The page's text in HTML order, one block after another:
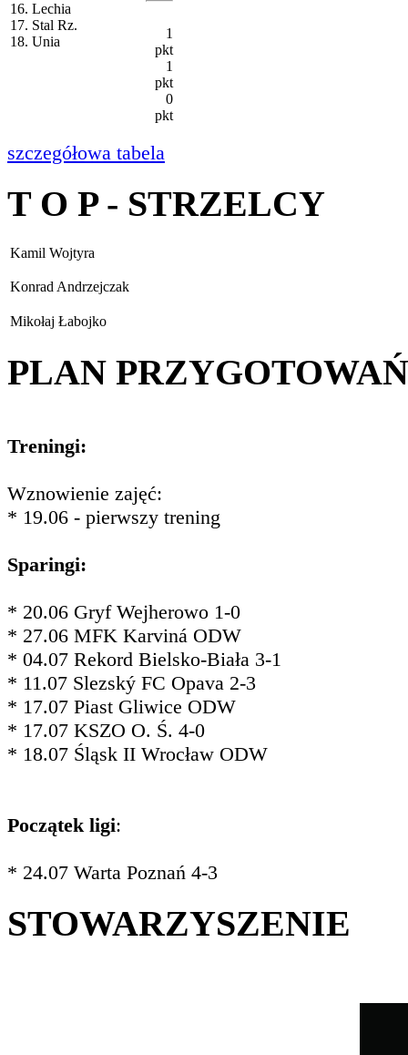
16. Lechia
17. Stal Rz.
18. Unia
1
pkt
1
pkt
0
pkt
szczegółowa tabela
T O P - STRZELCY
Kamil Wojtyra
Konrad Andrzejczak
Mikołaj Łabojko
PLAN PRZYGOTOWAŃ
Treningi:
Wznowienie zajęć:
* 19.06 - pierwszy trening
Sparingi:
* 20.06 Gryf Wejherowo 1-0
* 27.06 MFK Karviná ODW
* 04.07 Rekord Bielsko-Biała 3-1
* 11.07 Slezský FC Opava 2-3
* 17.07 Piast Gliwice ODW
* 17.07 KSZO O. Ś. 4-0
* 18.07 Śląsk II Wrocław ODW
Początek ligi:
* 24.07 Warta Poznań 4-3
STOWARZYSZENIE